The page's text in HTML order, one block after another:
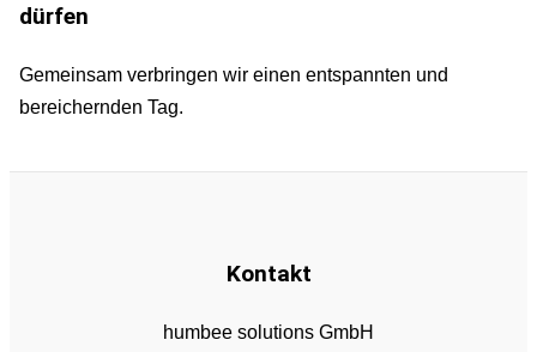
dürfen
Gemeinsam verbringen wir einen entspannten und
bereichernden Tag.
Kontakt
humbee solutions GmbH